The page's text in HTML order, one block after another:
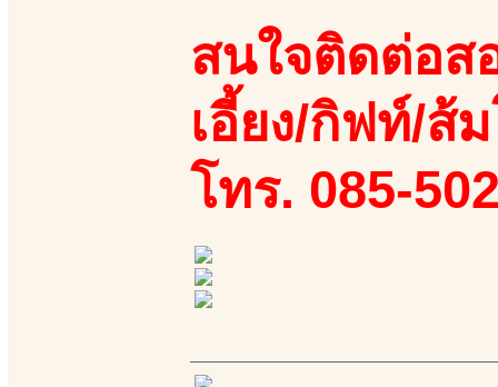
สนใจติดต่อส
เอี้ยง/กิฟท์/ส้
โทร. 085-